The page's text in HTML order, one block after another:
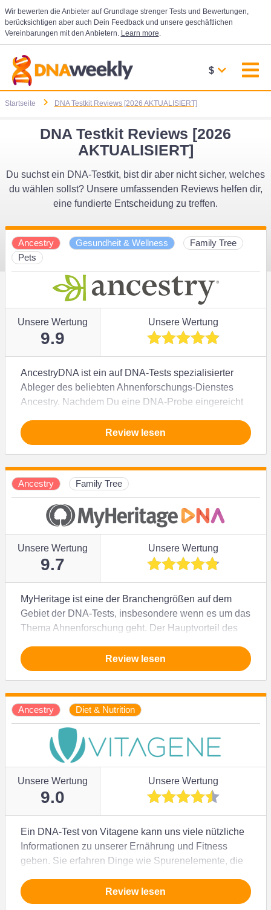
Wir bewerten die Anbieter auf Grundlage strenger Tests und Bewertungen,
berücksichtigen aber auch Dein Feedback und unsere geschäftlichen
Vereinbarungen mit den Anbietern. Learn more.
$
Startseite DNA Testkit Reviews [2026 AKTUALISIERT]
DNA Testkit Reviews [2026
AKTUALISIERT]
Du suchst ein DNA-Testkit, bist dir aber nicht sicher, welches
du wählen sollst? Unsere umfassenden Reviews helfen dir,
eine fundierte Entscheidung zu treffen.
Ancestry Gesundheit & Wellness
Family Tree
Pets
Unsere Wertung
9.9
Unsere Wertung
AncestryDNA ist ein auf DNA-Tests spezialisierter
Ableger des beliebten Ahnenforschungs-Dienstes
Ancestry. Nachdem Du eine DNA-Probe eingereicht
Übereinstimmungen direkt Deinem Stammbaum
hinzufügen. Außerdem kannst Du auch Deine
ethnische Zusammensetzung zu entschlüsseln und
umsetzbare Empfehlungen zur Verbesserung Deiner
Gesundheit zu erhalten. Die Erstellung Deines
Online-Stammbaums ist allerdings mit zusätzlichen
Abo-Gebühren verbunden.
Review lesen
Ancestry Family Tree
Unsere Wertung
9.7
Unsere Wertung
MyHeritage ist eine der Branchengrößen auf dem
Gebiet der DNA-Tests, insbesondere wenn es um das
Thema Ahnenforschung geht. Der Hauptvorteil des
Datenbank nutzen kannst, um einen umfangreichen
Stammbaum zu erstellen. Aber ist dieser Vorteil
Test.
Review lesen
Ancestry Diet & Nutrition
Unsere Wertung
9.0
Unsere Wertung
Ein DNA-Test von Vitagene kann uns viele nützliche
Informationen zu unserer Ernährung und Fitness
geben. Sie erfahren Dinge wie Spurenelemente, die
Lebenswandel so umgestalten können, dass Sie
persönliche Ziele in den Bereichen Gewicht und
Review lesen